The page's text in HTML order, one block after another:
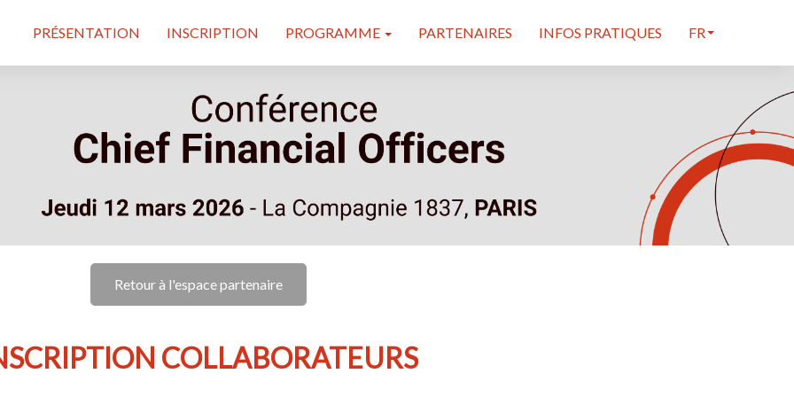
PRÉSENTATION INSCRIPTION PROGRAMME PARTENAIRES INFOS PRATIQUES FR
Retour à l'espace partenaire
COLLABORATEURS